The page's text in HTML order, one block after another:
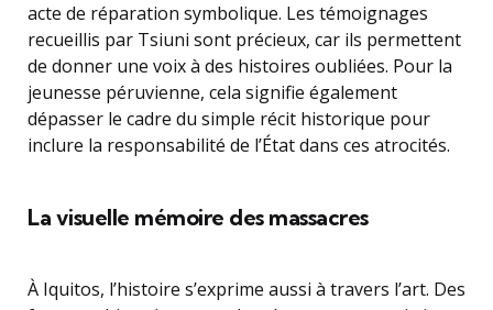
acte de réparation symbolique. Les témoignages
recueillis par Tsiuni sont précieux, car ils permettent
de donner une voix à des histoires oubliées. Pour la
jeunesse péruvienne, cela signifie également
dépasser le cadre du simple récit historique pour
inclure la responsabilité de l’État dans ces atrocités.
La visuelle mémoire des massacres
À Iquitos, l’histoire s’exprime aussi à travers l’art. Des